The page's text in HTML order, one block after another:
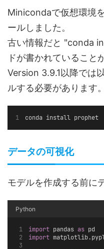
Minicondaで仮想環境
ールしました。
古い情報だと "conda
ドが書かれているこ
Version 3.9.1以降では
ルする必要があります。
conda install prophet
データの可視化
モデルを作成する前に
Python
import pandas as pd
import